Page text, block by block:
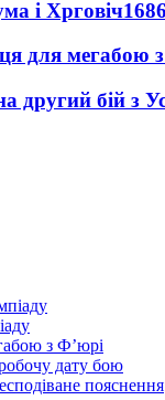
і Хрговіч1686
для мегабою
другий бій з
з Ф’юрі
дату бою
пояснення